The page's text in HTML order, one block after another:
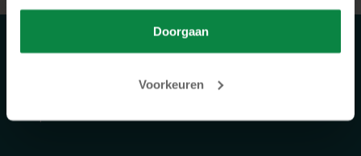
Doorgaan
Voorkeuren